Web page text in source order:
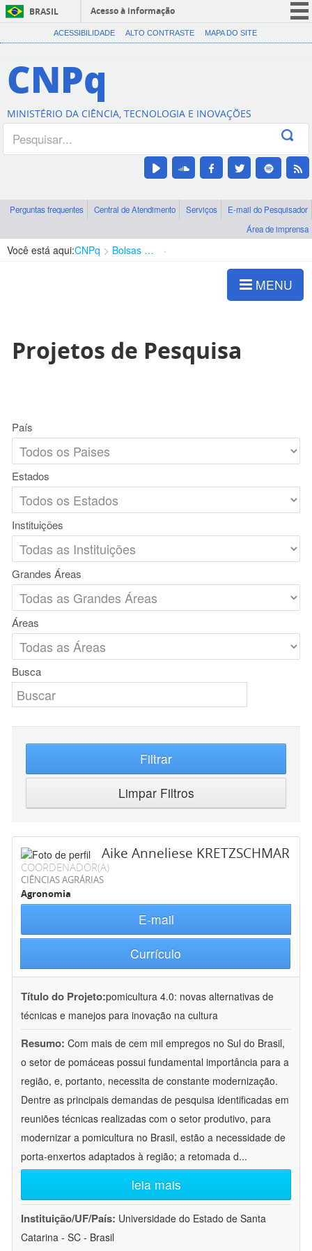
BRASIL
Acesso à informação
CORONAVÍRUS (COVID-19)
Canais
ACESSIBILIDADE ALTO CONTRASTE MAPA DO SITE
CNPq
MINISTÉRIO DA CIÊNCIA, TECNOLOGIA E INOVAÇÕES
Perguntas frequentes Central de Atendimento Serviços
E-mail do Pesquisador
Área de imprensa
Você está aqui:CNPq Bolsas e Auxílios Vigentes
MENU
Projetos de Pesquisa
País
Estados
Instituições
Grandes Áreas
Áreas
Busca
Filtrar
Limpar Filtros
Aike Anneliese KRETZSCHMAR
COORDENADOR(A)
CIÊNCIAS AGRÁRIAS
Agronomia
E-mail
Currículo
Título do Projeto:pomicultura 4.0: novas alternativas de
técnicas e manejos para inovação na cultura
Resumo: Com mais de cem mil empregos no Sul do Brasil,
o setor de pomáceas possui fundamental importância para a
região, e, portanto, necessita de constante modernização.
Dentre as principais demandas de pesquisa identificadas em
reuniões técnicas realizadas com o setor produtivo, para
modernizar a pomicultura no Brasil, estão a necessidade de
porta-enxertos adaptados à região; a retomada d...
leia mais
Instituição/UF/País: Universidade do Estado de Santa
Catarina - SC - Brasil